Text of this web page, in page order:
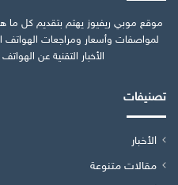
موقع موبي ريفيوز يهتم بتقديم كل
لمواصفات وأسعار ومراجعات
الأخبار التقنية عن
تصنيفات
الأخبار
مقالات متنوعة